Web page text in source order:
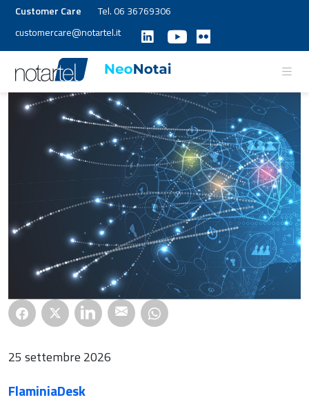
Customer Care
Tel. 06 36769306
customercare@notartel.it
25 settembre 2026
FlaminiaDesk